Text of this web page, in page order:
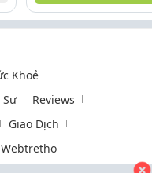
Khoẻ
Sự
Reviews
Giao Dịch